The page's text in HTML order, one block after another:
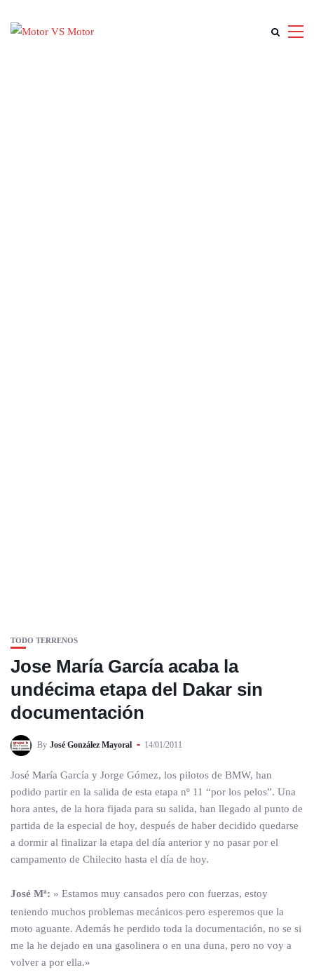
TODO TERRENOS
Jose María García acaba la
undécima etapa del Dakar sin
documentación
By José González Mayoral 14/01/2011
José María García y Jorge Gómez, los pilotos de BMW, han
podido partir en la salida de esta etapa nº 11 “por los pelos”. Una
hora antes, de la hora fijada para su salida, han llegado al punto de
partida de la especial de hoy, después de haber decidido quedarse
a dormir al finalizar la etapa del día anterior y no pasar por el
campamento de Chilecito hasta el día de hoy.
José Mª: » Estamos muy cansados pero con fuerzas, estoy
teniendo muchos problemas mecánicos pero esperemos que la
moto aguante. Además he perdido toda la documentación, no se si
me la he dejado en una gasolinera o en una duna, pero no voy a
volver a por ella.»